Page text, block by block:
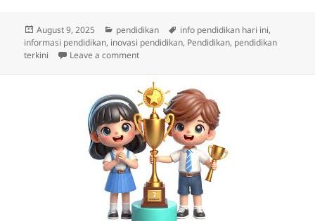
Posted
on
August 9, 2025 Categories
pendidikan Tags
info pendidikan hari ini,
informasi pendidikan, inovasi pendidikan, Pendidikan, pendidikan
terkini
Leave a commenton Rahasia Menulis Esai Beasiswa yang